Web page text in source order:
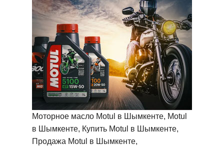
Моторное масло Motul в Шымкенте, Motul
в Шымкенте, Купить Motul в Шымкенте,
Продажа Motul в Шымкенте,